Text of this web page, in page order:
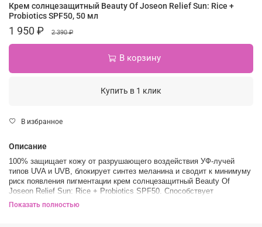
Крем солнцезащитный Beauty Of Joseon Relief Sun: Rice +
Probiotics SPF50, 50 мл
1 950 ₽ 2 390 ₽
В корзину
Купить в 1 клик
В избранное
Описание
100% защищает кожу от разрушающего воздействия УФ-лучей
типов UVA и UVB, блокирует синтез меланина и сводит к минимуму
риск появления пигментации крем солнцезащитный Beauty Of
Joseon Relief Sun: Rice + Probiotics SPF50. Способствует
восстановлению микробиоты, укрепляет барьерные функции и
Показать полностью